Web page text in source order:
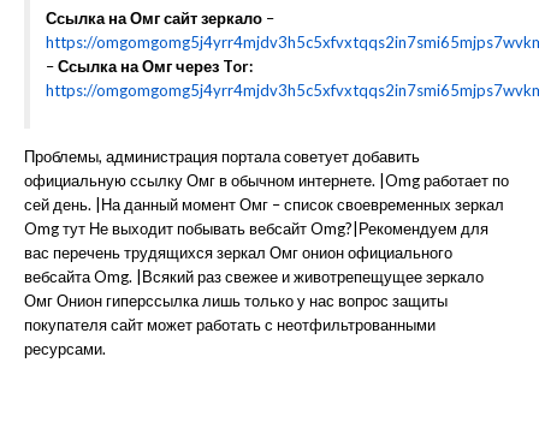
Ссылка на Омг сайт зеркало –
https://
–Ссылка на Омг через Tor:
https://
Проблемы, администрация портала советует добавить
официальную ссылку Омг в обычном интернете. |Omg работает по
сей день. |На данный момент Омг – список своевременных зеркал
Omg тут Не выходит побывать вебсайт Omg?|Рекомендуем для
вас перечень трудящихся зеркал Омг онион официального
вебсайта Omg. |Всякий раз свежее и животрепещущее зеркало
Омг Онион гиперссылка лишь только у нас вопрос защиты
покупателя сайт может работать с неотфильтрованными
ресурсами.